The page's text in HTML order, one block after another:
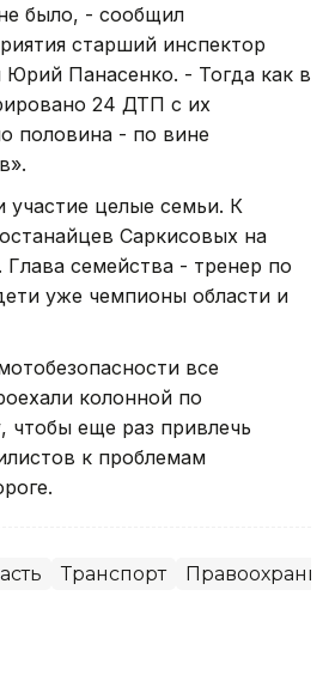
было, - сообщил
старший инспектор
Панасенко. - Тогда как в
24 ДТП с их
половина - по вине
участие целые семьи. К
Саркисовых на
Глава семейства - тренер по
уже чемпионы области и
все
колонной по
чтобы еще раз привлечь
к проблемам
Транспорт